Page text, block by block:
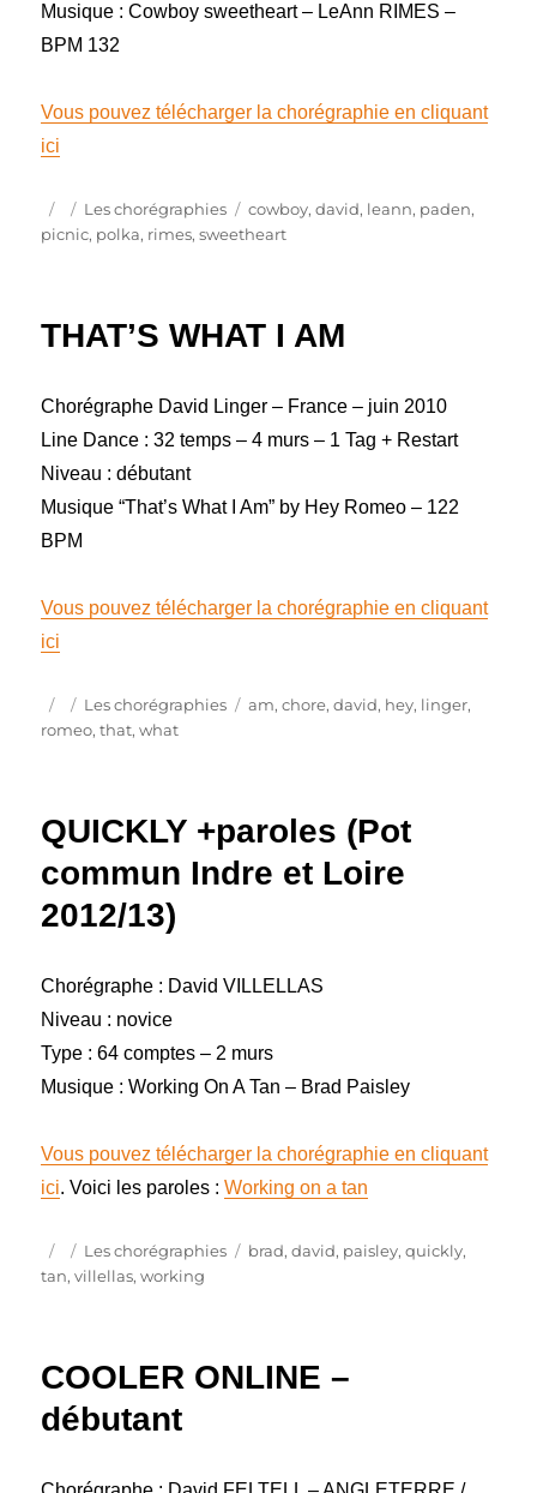
Musique : Cowboy sweetheart – LeAnn RIMES –
BPM 132
Vous pouvez télécharger la chorégraphie en cliquant
ici
Publié
le
Catégories
Les chorégraphies Étiquettes
cowboy,david, leann, paden,
picnic, polka, rimes,sweetheart
THAT’S WHAT I AM
Chorégraphe David Linger – France – juin 2010
Line Dance : 32 temps – 4 murs – 1 Tag + Restart
Niveau : débutant
Musique “That’s What I Am” by Hey Romeo – 122
BPM
Vous pouvez télécharger la chorégraphie en cliquant
ici
Publié
le
Catégories
Les chorégraphies Étiquettes
am,chore,david, hey, linger,
romeo,that,what
QUICKLY +paroles (Pot
commun Indre et Loire
2012/13)
Chorégraphe : David VILLELLAS
Niveau : novice
Type : 64 comptes – 2 murs
Musique : Working On A Tan – Brad Paisley
Vous pouvez télécharger la chorégraphie en cliquant
ici. Voici les paroles :Working on a tan
Publié
le
Catégories
Les chorégraphies Étiquettes
brad,david, paisley,quickly,
tan,villellas,working
COOLER ONLINE –
débutant